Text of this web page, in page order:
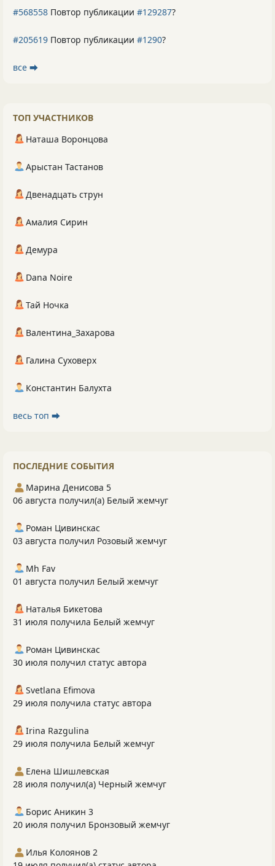
#568558 Повтор публикации #129287?
#205619 Повтор публикации #1290?
все ⮕
ТОП УЧАСТНИКОВ
Наташа Воронцова
Арыстан Тастанов
Двенадцать струн
Амалия Сирин
Демура
Dana Noire
Тай Ночка
Валентина_Захарова
Галина Суховерх
Константин Балухта
весь топ ⮕
ПОСЛЕДНИЕ СОБЫТИЯ
Марина Денисова 5
06 августа получил(а) Белый жемчуг
Роман Цивинскас
03 августа получил Розовый жемчуг
Mh Fav
01 августа получил Белый жемчуг
Наталья Бикетова
31 июля получила Белый жемчуг
Роман Цивинскас
30 июля получил статус автора
Svetlana Efimova
29 июля получила статус автора
Irina Razgulina
29 июля получила Белый жемчуг
Елена Шишлевская
28 июля получил(а) Черный жемчуг
Борис Аникин 3
20 июля получил Бронзовый жемчуг
Илья Колоянов 2